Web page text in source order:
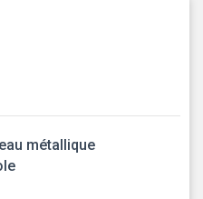
métallique